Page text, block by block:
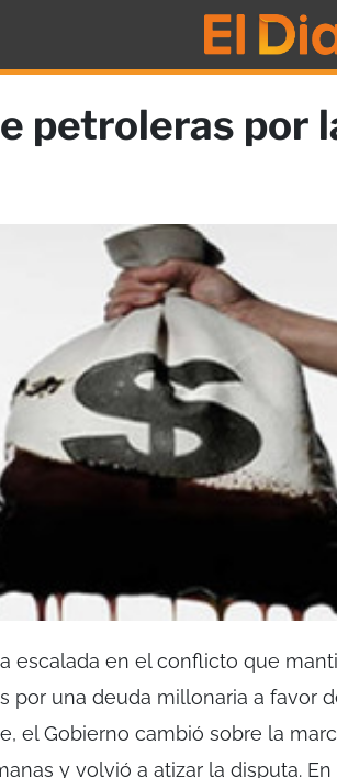
petroleras por
escalada en el conflicto que
por una deuda millonaria a favor
el Gobierno cambió sobre la
y volvió a atizar la disputa.